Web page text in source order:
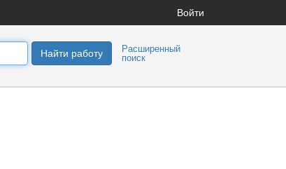
Войти
Найти работу
Расширенный
поиск